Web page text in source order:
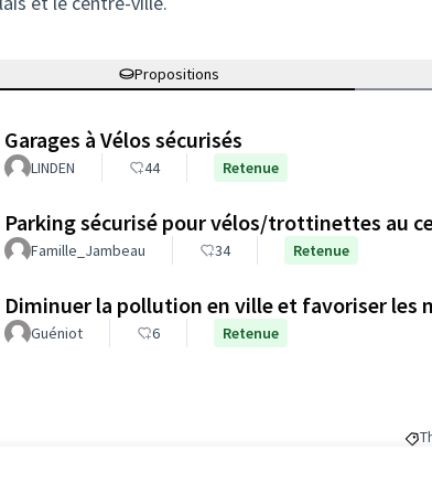
Propositions
Garages à Vélos sécurisés
LINDEN 44 Retenue
Parking sécurisé pour vélos/trottinettes au
Famille_Jambeau 34 Retenue
Diminuer la pollution en ville et favoriser les
Guéniot 6 Retenue